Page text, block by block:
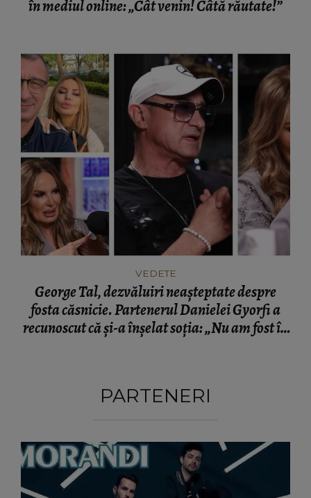
în mediul online: „Cât venin! Câtă răutate!”
VEDETE
George Tal, dezvăluiri neașteptate despre
fosta căsnicie. Partenerul Danielei Gyorfi a
recunoscut că și-a înșelat soția: „Nu am fost în
PARTENERI